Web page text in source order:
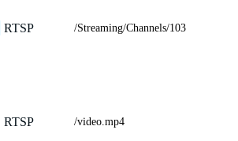
RTSP /Streaming/Channels/103
RTSP /video.mp4